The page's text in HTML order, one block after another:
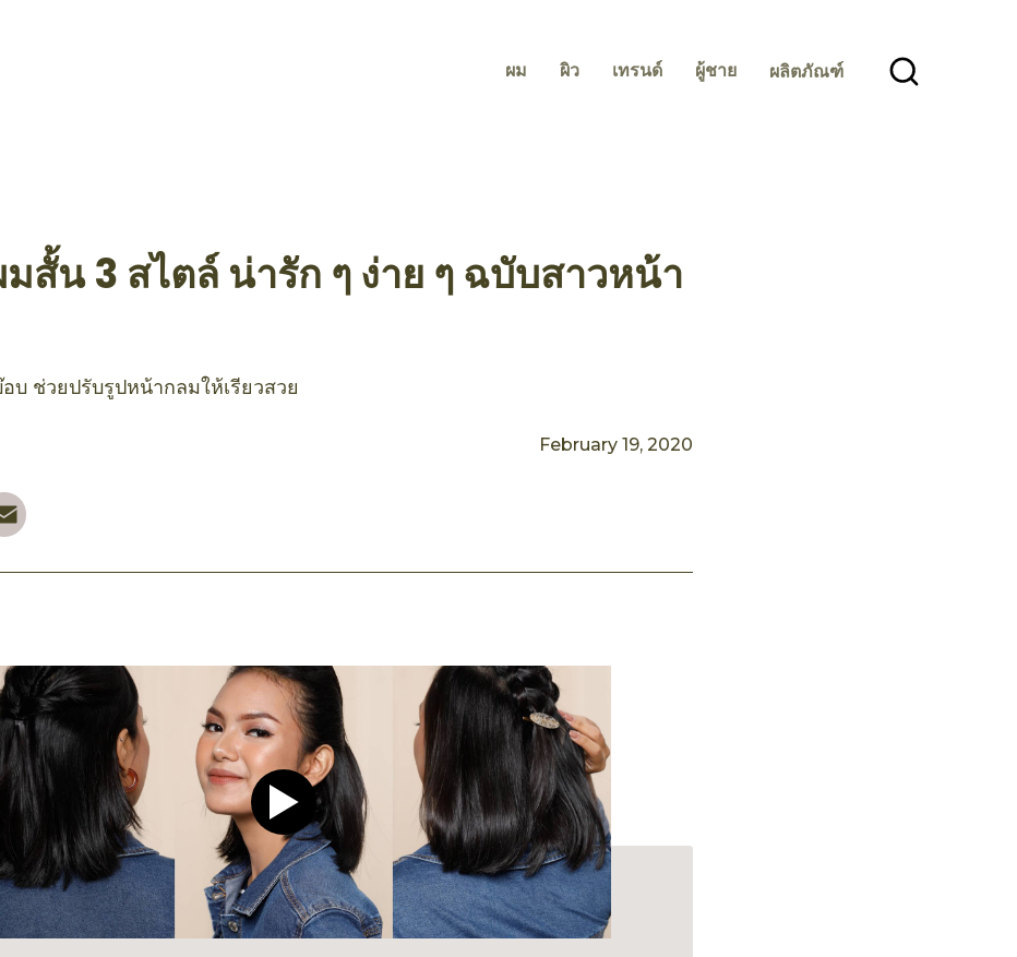
ผม ผิว เทรนด์ ผู้ชาย ผลิตภัณฑ์
สั้น 3 สไตล์ น่ารัก ๆ ง่าย ๆ ฉบับสาวหน้า
บ ช่วยปรับรูปหน้ากลมให้เรียวสวย
February 19, 2020
Play video CLEAR Men Deep Cleanse Shampoo.